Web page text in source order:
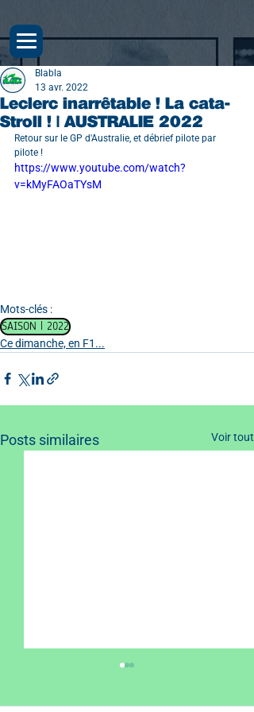
Leclerc inarrêtable ! La cata-
Stroll ! | AUSTRALIE 2022
Blabla
13 avr. 2022
Retour sur le GP d'Australie, et débrief pilote par
pilote !
https://www.youtube.com/watch?
v=kMyFAOaTYsM
Mots-clés :
SAISON | 2022
Ce dimanche, en F1...
Posts similaires Voir tout